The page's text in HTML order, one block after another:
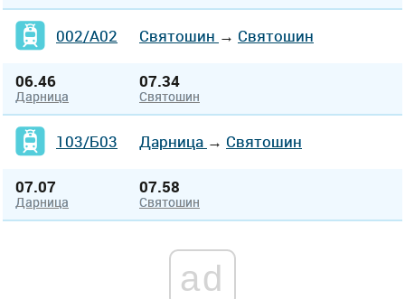
002/А02 Святошин → Святошин
06.46
Дарница
07.34
Святошин
103/Б03 Дарница → Святошин
07.07
Дарница
07.58
Святошин
ad